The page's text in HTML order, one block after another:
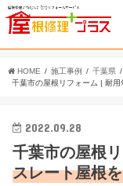
HOME 施工事例 千葉県
千葉市の屋根リフォーム | 耐
2022.09.28
千葉市の屋根
スレート屋根